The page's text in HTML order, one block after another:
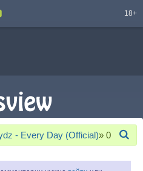
18+
- Every Day (Official)» 0